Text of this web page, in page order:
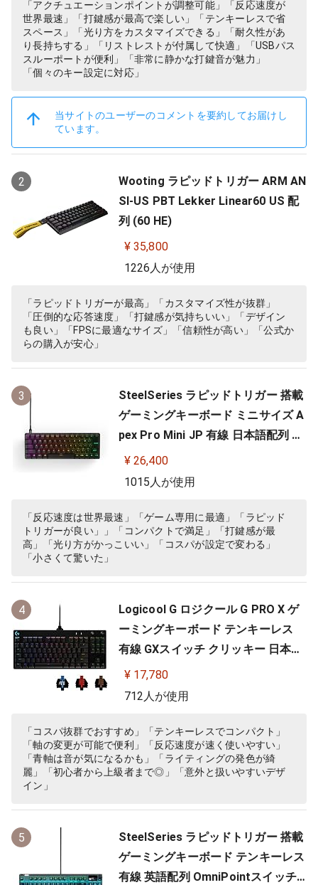
「アクチュエーションポイントが調整可能」「反応速度が
世界最速」「打鍵感が最高で楽しい」「テンキーレスで省
スペース」「光り方をカスタマイズできる」「耐久性があ
り長持ちする」「リストレストが付属して快適」「USBパス
スルーポートが便利」「非常に静かな打鍵音が魅力」
「個々のキー設定に対応」
当サイトのユーザーのコメントを要約してお届けし
ています。
2
Wooting ラピッドトリガー ARM AN
SI-US PBT Lekker Linear60 US 配
列 (60 HE)
¥ 35,800
1226人が使用
「ラピッドトリガーが最高」「カスタマイズ性が抜群」
「圧倒的な応答速度」「打鍵感が気持ちいい」「デザイン
も良い」「FPSに最適なサイズ」「信頼性が高い」「公式か
らの購入が安心」
3
SteelSeries ラピッドトリガー 搭載
ゲーミングキーボード ミニサイズ A
pex Pro Mini JP 有線 日本語配列 O
mniPointスイッチ 2ーinー1アクシ
ョンキー 搭載 64825 ブラック
¥ 26,400
1015人が使用
「反応速度は世界最速」「ゲーム専用に最適」「ラピッド
トリガーが良い」」「コンパクトで満足」「打鍵感が最
高」「光り方がかっこいい」「コスパが設定で変わる」
「小さくて驚いた」
4
Logicool G ロジクール G PRO X ゲ
ーミングキーボード テンキーレス
有線 GXスイッチ クリッキー 日本語
配列 LIGHTSYNC RGB 着脱式ケーブ
ル G-PKB-002 国内正規品 【 ファイ
】
¥ 17,780
712人が使用
「コスパ抜群でおすすめ」「テンキーレスでコンパクト」
「軸の変更が可能で便利」「反応速度が速く使いやすい」
「青軸は音が気になるかも」「ライティングの発色が綺
麗」「初心者から上級者まで◎」「意外と扱いやすいデザ
イン」
5
SteelSeries ラピッドトリガー 搭載
ゲーミングキーボード テンキーレス
有線 英語配列 OmniPointスイッチ